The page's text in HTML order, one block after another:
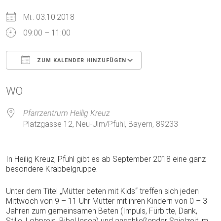
Mi.. 03.10.2018
09:00 – 11:00
ZUM KALENDER HINZUFÜGEN
WO
Pfarrzentrum Heilig Kreuz
Platzgasse 12, Neu-Ulm/Pfuhl, Bayern, 89233
In Heilig Kreuz, Pfuhl gibt es ab September 2018 eine ganz
besondere Krabbelgruppe.
Unter dem Titel „Mütter beten mit Kids“ treffen sich jeden
Mittwoch von 9 – 11 Uhr Mütter mit ihren Kindern von 0 – 3
Jahren zum gemeinsamen Beten (Impuls, Fürbitte, Dank,